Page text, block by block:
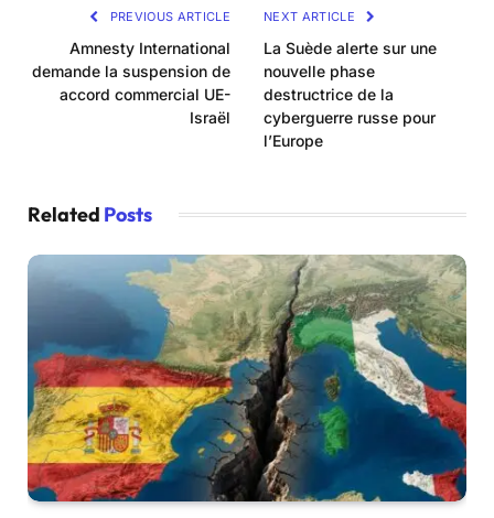
PREVIOUS ARTICLE
Amnesty International
demande la suspension de
accord commercial UE-
Israël
NEXT ARTICLE
La Suède alerte sur une
nouvelle phase
destructrice de la
cyberguerre russe pour
l’Europe
Related Posts